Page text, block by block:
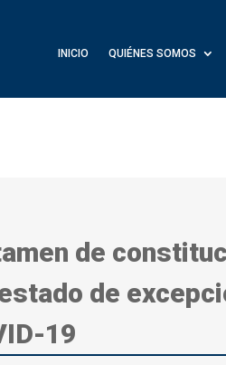
INICIO QUIÉNES SOMOS
de
de
19